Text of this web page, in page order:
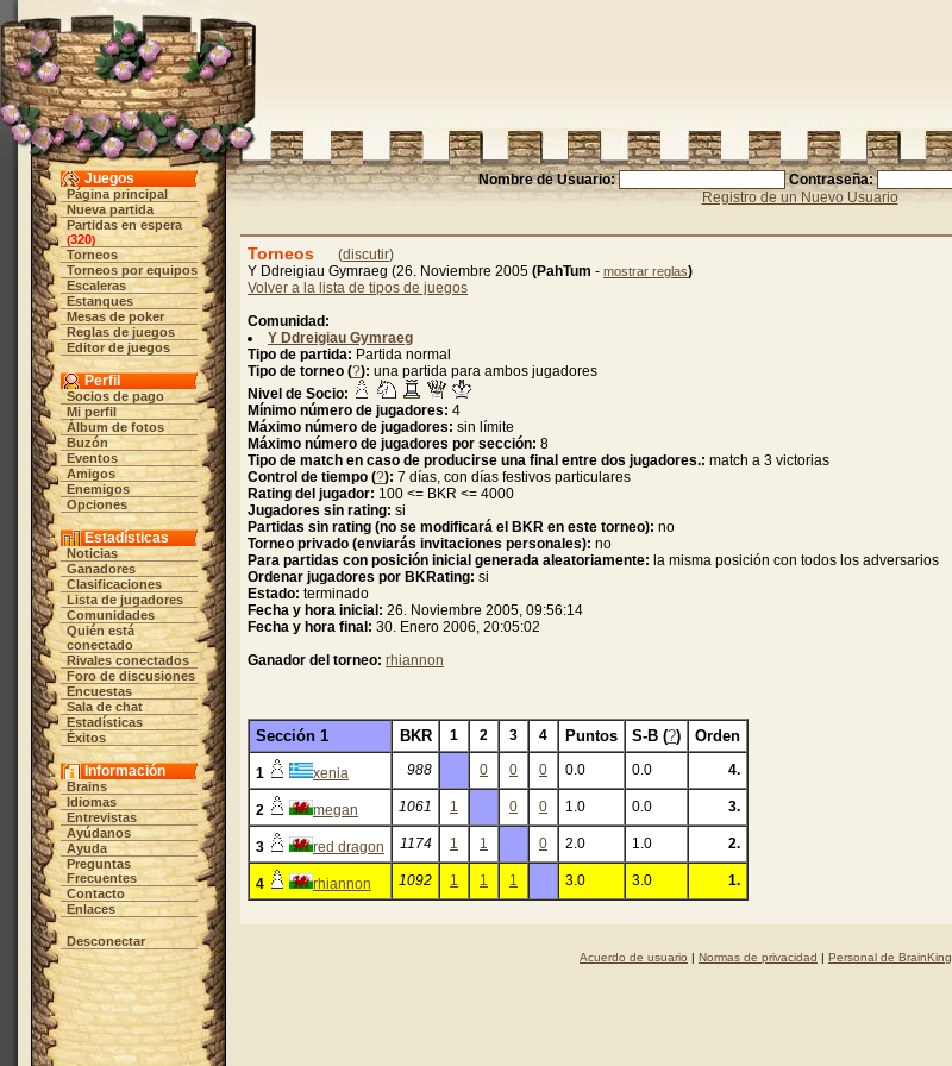
Juegos
Página principal
Nueva partida
Partidas en espera
(320)
Torneos
Torneos por equipos
Escaleras
Estanques
Mesas de poker
Reglas de juegos
Editor de juegos
Perfil
Socios de pago
Mi perfil
Álbum de fotos
Buzón
Eventos
Amigos
Enemigos
Opciones
Estadísticas
Noticias
Ganadores
Clasificaciones
Lista de jugadores
Comunidades
Quién está
conectado
Rivales conectados
Foro de discusiones
Encuestas
Sala de chat
Estadísticas
Éxitos
Información
Brains
Idiomas
Entrevistas
Ayúdanos
Ayuda
Preguntas
Frecuentes
Contacto
Enlaces
Desconectar
Nombre de Usuario:
Contraseña:
Registro de un Nuevo Usuario
Torneos (discutir)
Y Ddreigiau Gymraeg (26. Noviembre 2005 (PahTum - mostrar reglas)
Volver a la lista de tipos de juegos
Comunidad:
Y Ddreigiau Gymraeg
Tipo de partida: Partida normal
Tipo de torneo (?): una partida para ambos jugadores
Nivel de Socio:
Mínimo número de jugadores: 4
Máximo número de jugadores: sin límite
Máximo número de jugadores por sección: 8
Tipo de match en caso de producirse una final entre dos jugadores.: match a 3 victorias
Control de tiempo (?): 7 días, con días festivos particulares
Rating del jugador: 100 <= BKR <= 4000
Jugadores sin rating: si
Partidas sin rating (no se modificará el BKR en este torneo): no
Torneo privado (enviarás invitaciones personales): no
Para partidas con posición inicial generada aleatoriamente: la misma posición con todos los adversarios
Ordenar jugadores por BKRating: si
Estado: terminado
Fecha y hora inicial: 26. Noviembre 2005, 09:56:14
Fecha y hora final: 30. Enero 2006, 20:05:02
Ganador del torneo: rhiannon
Sección 1 BKR 1 2 3 4 Puntos S-B (?) Orden
1 xenia 988 0 0 0 0.0 0.0 4.
2 megan 1061 1 0 0 1.0 0.0 3.
3 red dragon 1174 1 1 0 2.0 1.0 2.
4 rhiannon 1092 1 1 1 3.0 3.0 1.
Acuerdo de usuario | Normas de privacidad | Personal de BrainKing